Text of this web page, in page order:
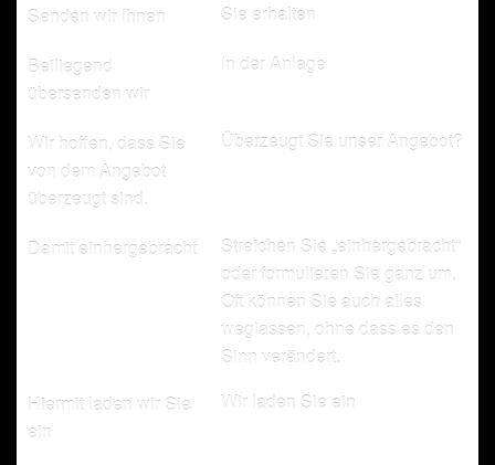
Senden wir Ihnen
Sie erhalten
Beiliegend
übersenden wir
In der Anlage
Wir hoffen, dass Sie
von dem Angebot
überzeugt sind.
Überzeugt Sie unser Angebot?
Damit einhergebracht
Streichen Sie „einhergebracht“
oder formulieren Sie ganz um.
Oft können Sie auch alles
weglassen, ohne dass es den
Sinn verändert.
Hiermit laden wir Sie
ein
Wir laden Sie ein